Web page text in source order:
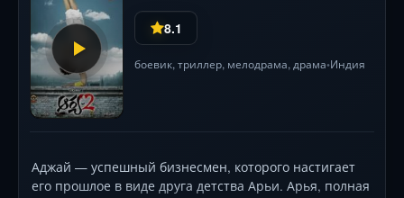
8.1
боевик, триллер, мелодрама, драма•Индия
Аджай — успешный бизнесмен, которого настигает
его прошлое в виде друга детства Арьи. Арья, полная